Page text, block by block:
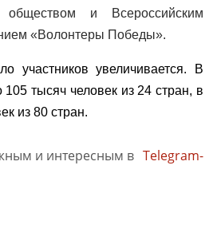
обществом и Всероссийским
«Волонтеры Победы».
участников увеличивается. В
105 тысяч человек из 24 стран, в
из 80 стран.
и интересным в Telegram-